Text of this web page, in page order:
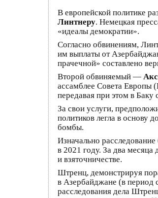
В европейской политике
Линтнеру. Немецкая
«идеалы демократии».
Согласно обвинениям,
им выплаты от
прачечной» составлено
Второй обвиняемый —
ассамблее Совета Европы
передавая при этом в Баку
За свои услуги,
политиков легла в основу
бомбы.
Изначально
в 2021 году. За два месяца
и взяточничестве.
Штренц, демонстрируя
в Азербайджане (в период
расследования дела